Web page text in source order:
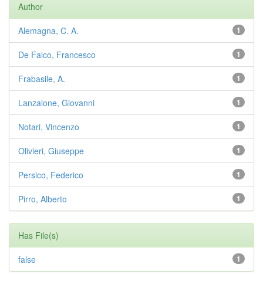
Author
1
Alemagna, C. A.
1
De Falco, Francesco
1
Frabasile, A.
1
Lanzalone, Giovanni
1
Notari, Vincenzo
1
Olivieri, Giuseppe
1
Persico, Federico
1
Pirro, Alberto
Has File(s)
1
false